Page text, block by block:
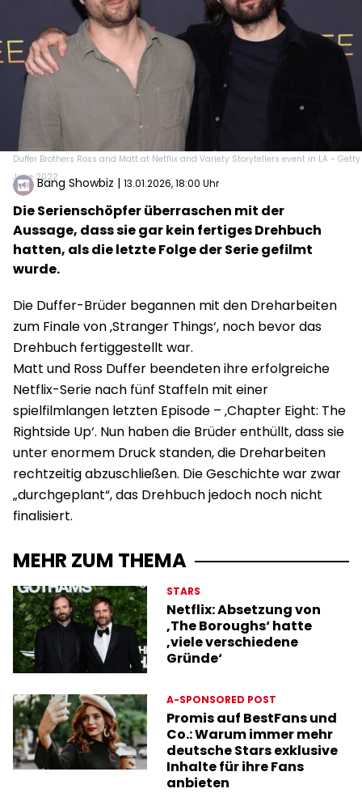
Duffer Brothers Ross and Matt at Netflix and Variety Storytellers event in LA -
June 2022Bang Showbiz | 13.01.2026, 18:00 Uhr
Die Serienschöpfer überraschen mit der
Aussage, dass sie gar kein fertiges Drehbuch
hatten, als die letzte Folge der Serie gefilmt
wurde.
Die Duffer-Brüder begannen mit den Dreharbeiten
zum Finale von ‚Stranger Things‘, noch bevor das
Drehbuch fertiggestellt war.
Matt und Ross Duffer beendeten ihre erfolgreiche
Netflix-Serie nach fünf Staffeln mit einer
spielfilmlangen letzten Episode – ‚Chapter Eight: The
Rightside Up‘. Nun haben die Brüder enthüllt, dass sie
unter enormem Druck standen, die Dreharbeiten
rechtzeitig abzuschließen. Die Geschichte war zwar
„durchgeplant“, das Drehbuch jedoch noch nicht
finalisiert.
MEHR ZUM THEMA
STARS
Netflix: Absetzung von
‚The Boroughs‘ hatte
‚viele verschiedene
Gründe‘
A-SPONSORED POST
Promis auf BestFans und
Co.: Warum immer mehr
deutsche Stars exklusive
Inhalte für ihre Fans
anbieten